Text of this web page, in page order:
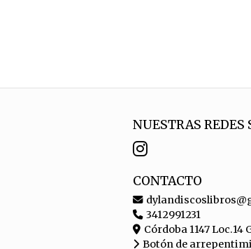
NUESTRAS REDES
CONTACTO
3412991231
Córdoba 1147
Botón de